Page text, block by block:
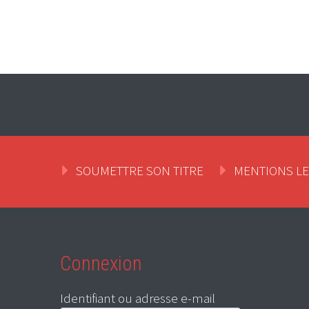
SOUMETTRE SON TITRE MENTIONS
Connexion
Identifiant ou adresse e-mail